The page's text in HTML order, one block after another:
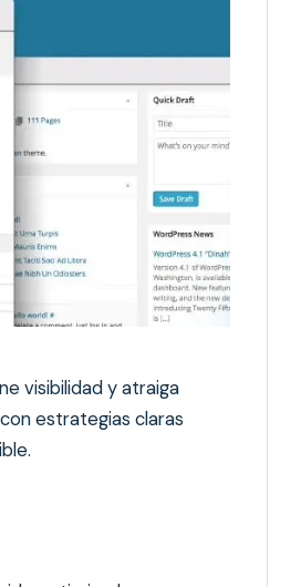
visibilidad y atraiga
estrategias claras